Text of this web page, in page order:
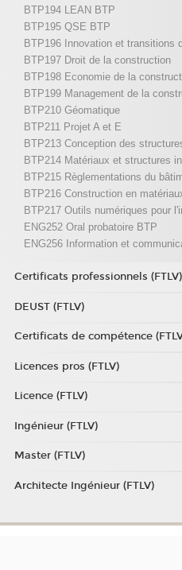
BTP194 LEAN BTP
BTP195 QSE BTP
BTP196 Innovation et transitions
BTP197 Droit de la construction
BTP198 Economie de la
BTP199 Management de la
BTP210 Géomatique
BTP211 Projet A et E
BTP213 Conception des
BTP214 Matériaux et structures
BTP215 Règlementations du
BTP216 Construction en
BTP217 Outils numériques pour
ENG252 Oral probatoire BTP
ENG256 Information et
Certificats professionnels (FTLV)
DEUST (FTLV)
Certificats de compétence
Licences pros (FTLV)
Licence (FTLV)
Ingénieur (FTLV)
Master (FTLV)
Architecte Ingénieur (FTLV)